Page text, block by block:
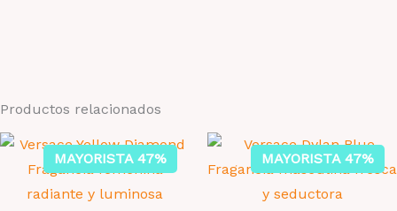
Productos relacionados
MAYORISTA 47% MAYORISTA 47%